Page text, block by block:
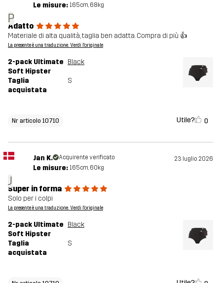
P
Le misure: 165cm, 68kg
Adatto
Materiale di alta qualità, taglia ben adatta. Compra di più 👍
La presente è una traduzione. Verdi l'originale
2-pack Ultimate
Soft Hipster
Black
Taglia
acquistata
S
Nr articolo 10710 Utile? 0
J
Jan K. Acquirente verificato 23 luglio 2026
Le misure: 165cm, 60kg
Super in forma
Solo per i colpi
La presente è una traduzione. Verdi l'originale
2-pack Ultimate
Soft Hipster
Black
Taglia
acquistata
S